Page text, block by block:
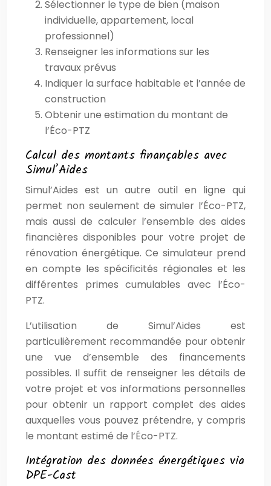
Sélectionner le type de bien (maison
individuelle, appartement, local
professionnel)
Renseigner les informations sur les
travaux prévus
Indiquer la surface habitable et l’année de
construction
Obtenir une estimation du montant de
l’Éco-PTZ
Calcul des montants finançables avec
Simul’Aides
Simul’Aides est un autre outil en ligne qui
permet non seulement de simuler l’Éco-PTZ,
mais aussi de calculer l’ensemble des aides
financières disponibles pour votre projet de
rénovation énergétique. Ce simulateur prend
en compte les spécificités régionales et les
différentes primes cumulables avec l’Éco-
PTZ.
L’utilisation de Simul’Aides est
particulièrement recommandée pour obtenir
une vue d’ensemble des financements
possibles. Il suffit de renseigner les détails de
votre projet et vos informations personnelles
pour obtenir un rapport complet des aides
auxquelles vous pouvez prétendre, y compris
le montant estimé de l’Éco-PTZ.
Intégration des données énergétiques via
DPE-Cast